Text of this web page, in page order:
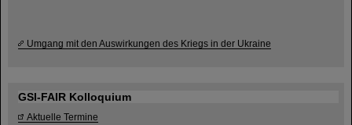
Umgang mit den Auswirkungen des Kriegs in der Ukraine
GSI-FAIR Kolloquium
Aktuelle Termine